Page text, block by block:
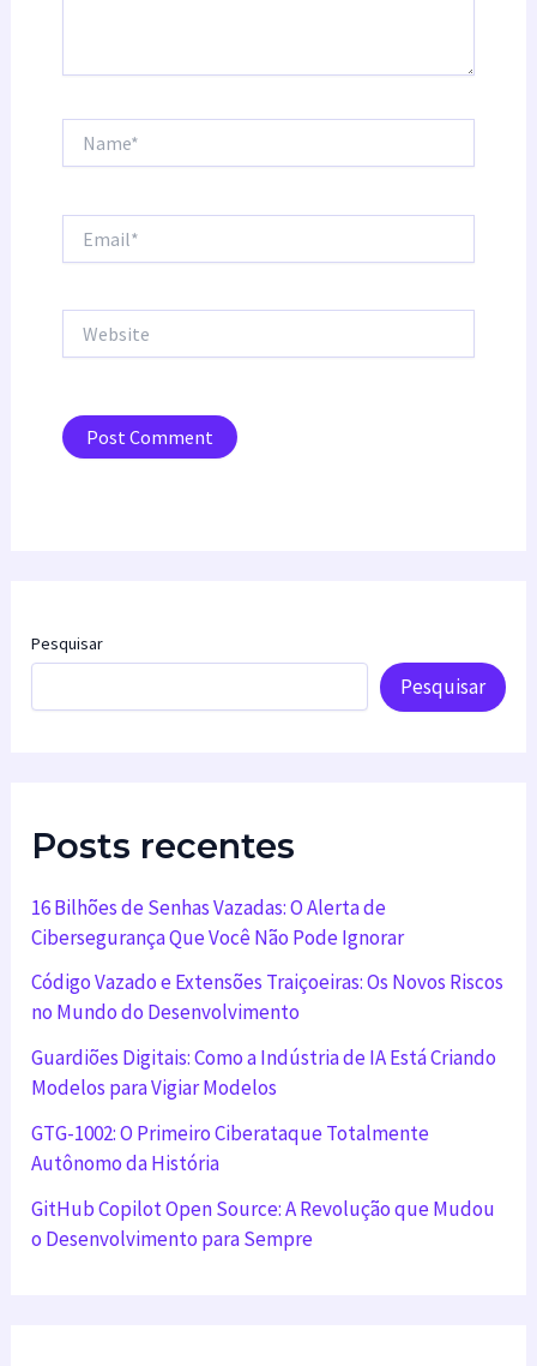
Pesquisar
Pesquisar
Posts recentes
16 Bilhões de Senhas Vazadas: O Alerta de
Cibersegurança Que Você Não Pode Ignorar
Código Vazado e Extensões Traiçoeiras: Os Novos Riscos
no Mundo do Desenvolvimento
Guardiões Digitais: Como a Indústria de IA Está Criando
Modelos para Vigiar Modelos
GTG-1002: O Primeiro Ciberataque Totalmente
Autônomo da História
GitHub Copilot Open Source: A Revolução que Mudou
o Desenvolvimento para Sempre